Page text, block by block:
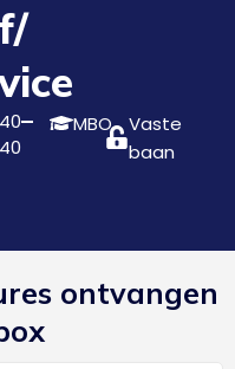
40
40
MBO
Vaste
baan
ontvangen